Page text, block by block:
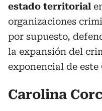
estado territorial
organizaciones
por supuesto,
la expansión del
exponencial de este
Carolina